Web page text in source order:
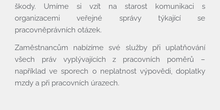
škody. Umíme si vzít na starost komunikaci s
organizacemi veřejné správy týkající se
pracovněprávních otázek.
Zaměstnancům nabízíme své služby při uplatňování
všech práv vyplývajících z pracovních poměrů –
například ve sporech o neplatnost výpovědi, doplatky
mzdy a při pracovních úrazech.